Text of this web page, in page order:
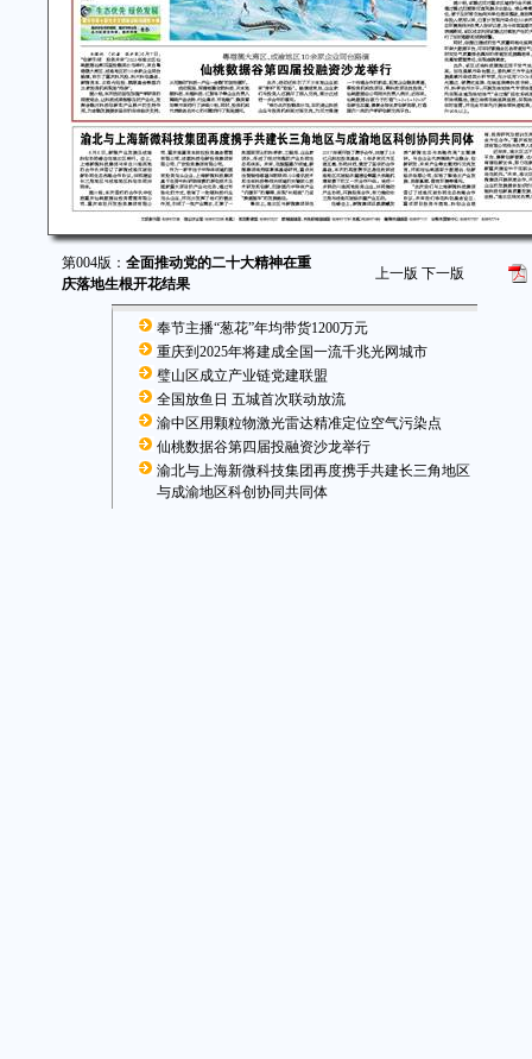
第004版： 全面推动党的二十大精神在重
庆落地生根开花结果
上一版 下一版
奉节主播“葱花”年均带货1200万元
重庆到2025年将建成全国一流千兆光网城市
璧山区成立产业链党建联盟
全国放鱼日 五城首次联动放流
渝中区用颗粒物激光雷达精准定位空气污染点
仙桃数据谷第四届投融资沙龙举行
渝北与上海新微科技集团再度携手共建长三角地区
与成渝地区科创协同共同体